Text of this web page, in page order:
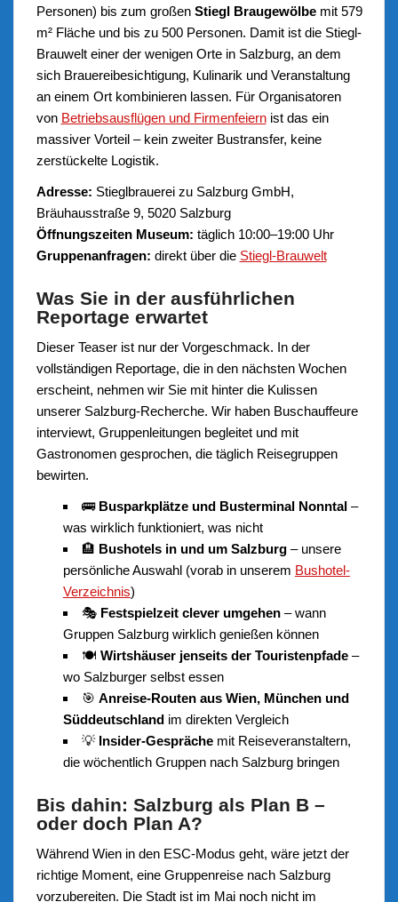
Personen) bis zum großen Stiegl Braugewölbemit 579
m² Fläche und bis zu 500 Personen. Damit ist die Stiegl-
Brauwelt einer der wenigen Orte in Salzburg, an dem
sich Brauereibesichtigung, Kulinarik und Veranstaltung
an einem Ort kombinieren lassen. Für Organisatoren
von Betriebsausflügen und Firmenfeiernist das ein
massiver Vorteil – kein zweiter Bustransfer, keine
zerstückelte Logistik.
Adresse: Stieglbrauerei zu Salzburg GmbH,
Bräuhausstraße 9, 5020 Salzburg
Öffnungszeiten Museum: täglich 10:00–19:00 Uhr
Gruppenanfragen: direkt über die Stiegl-Brauwelt
Was Sie in der ausführlichen
Reportage erwartet
Dieser Teaser ist nur der Vorgeschmack. In der
vollständigen Reportage, die in den nächsten Wochen
erscheint, nehmen wir Sie mit hinter die Kulissen
unserer Salzburg-Recherche. Wir haben Buschauffeure
interviewt, Gruppenleitungen begleitet und mit
Gastronomen gesprochen, die täglich Reisegruppen
bewirten.
🚌 Busparkplätze und Busterminal Nonntal –
was wirklich funktioniert, was nicht
🏨 Bushotels in und um Salzburg – unsere
persönliche Auswahl (vorab in unserem Bushotel-
Verzeichnis)
🎭 Festspielzeit clever umgehen – wann
Gruppen Salzburg wirklich genießen können
🍽️Wirtshäuser jenseits der Touristenpfade –
wo Salzburger selbst essen
🎯Anreise-Routen aus Wien, München und
Süddeutschlandim direkten Vergleich
💡 Insider-Gespräche mit Reiseveranstaltern,
die wöchentlich Gruppen nach Salzburg bringen
Bis dahin: Salzburg als Plan B –
oder doch Plan A?
Während Wien in den ESC-Modus geht, wäre jetzt der
richtige Moment, eine Gruppenreise nach Salzburg
vorzubereiten. Die Stadt ist im Mai noch nicht im